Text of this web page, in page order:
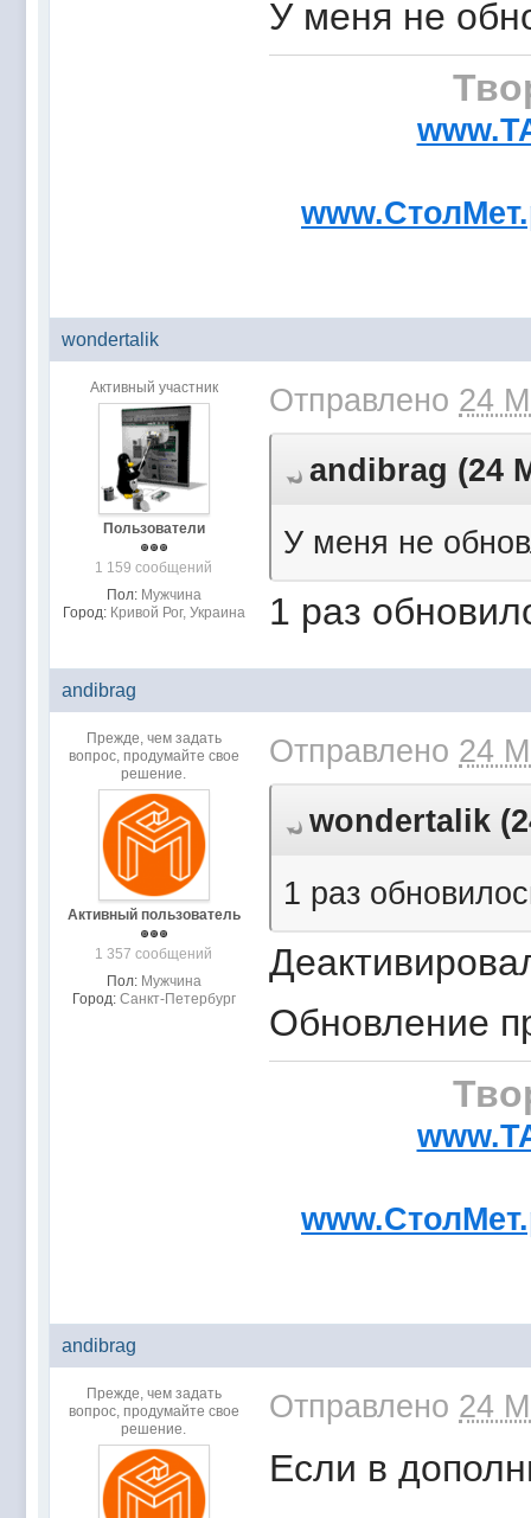
У меня не
wondertalik
Активный участник
Пользователи
1 159 сообщений
Пол: Мужчина
Город: Кривой Рог, Украина
Отправлено 24
andibrag (24
У меня не
1 раз
andibrag
Прежде, чем задать
вопрос, продумайте свое
решение.
Активный пользователь
1 357 сообщений
Пол: Мужчина
Город: Санкт-Петербург
Отправлено 24
wondertalik
1 раз
Обновление
andibrag
Прежде, чем задать
вопрос, продумайте свое
решение.
Отправлено 24
Если в